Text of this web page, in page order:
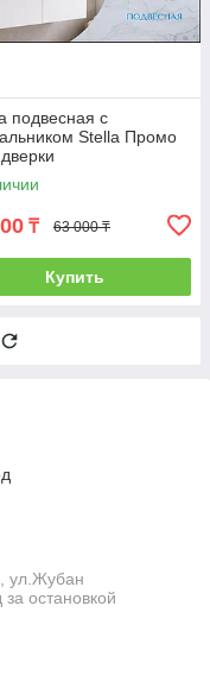
подвесная с
Stella Промо
₸ 63 000 ₸
Купить
ул.Жубан
остановкой